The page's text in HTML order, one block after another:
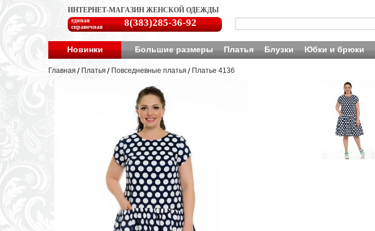
ИНТЕРНЕТ-МАГАЗИН ЖЕНСКОЙ ОДЕЖДЫ
единая
справочная
8(383)285-36-92
Новинки Большие размеры Платья Блузки Юбки и брюки
Главная Платья Повседневные платья Платье 4136